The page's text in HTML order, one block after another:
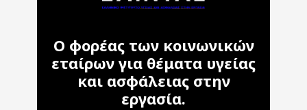
Ο φορέας των κοινωνικών
εταίρων για θέματα υγείας
και ασφάλειας στην
εργασία.